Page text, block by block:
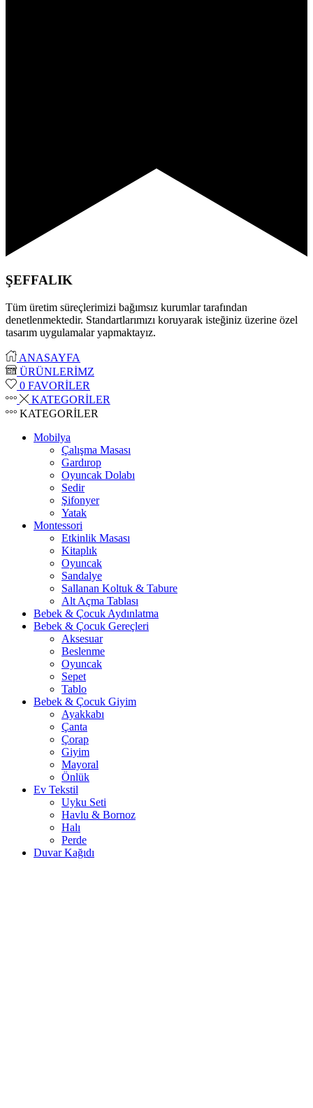
ŞEFFALIK
Tüm üretim süreçlerimizi bağımsız kurumlar tarafından
denetlenmektedir. Standartlarımızı koruyarak isteğiniz üzerine özel
tasarım uygulamalar yapmaktayız.
ANASAYFA
ÜRÜNLERİMZ
0 FAVORİLER
KATEGORİLER
KATEGORİLER
Mobilya
Çalışma Masası
Gardırop
⁠Oyuncak Dolabı
Sedir
Şifonyer
Yatak
Montessori
Etkinlik Masası
Kitaplık
Oyuncak
Sandalye
Sallanan Koltuk & Tabure
Alt Açma Tablası
Bebek & Çocuk Aydınlatma
Bebek & Çocuk Gereçleri
Aksesuar
Beslenme
Oyuncak
Sepet
Tablo
Bebek & Çocuk Giyim
Ayakkabı
Çanta
Çorap
Giyim
Mayoral
Önlük
Ev Tekstil
Uyku Seti
Havlu & Bornoz
Halı
Perde
Duvar Kağıdı